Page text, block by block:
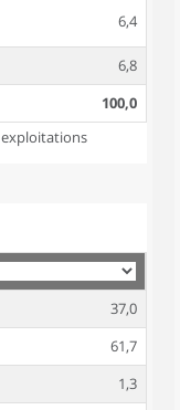
6,4
6,8
100,0
exploitations
37,0
61,7
1,3